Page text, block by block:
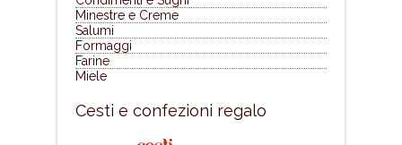
Minestre e Creme
Salumi
Formaggi
Farine
Miele
Cesti e confezioni regalo